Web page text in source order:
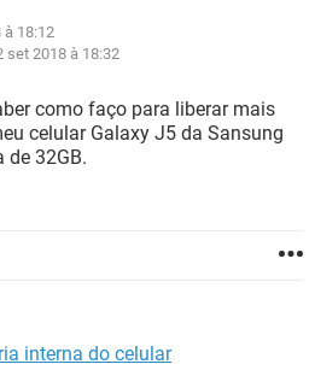
FACEBOOK
GMAIL
FACEBOOK
EXCEL
à 18:12
set 2018 à 18:32
como faço para liberar mais
celular Galaxy J5 da Sansung
de 32GB.
interna do celular